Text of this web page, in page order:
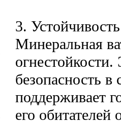
3.
Минеральная
огнестойкости.
безопасность
поддерживает
его обитателей